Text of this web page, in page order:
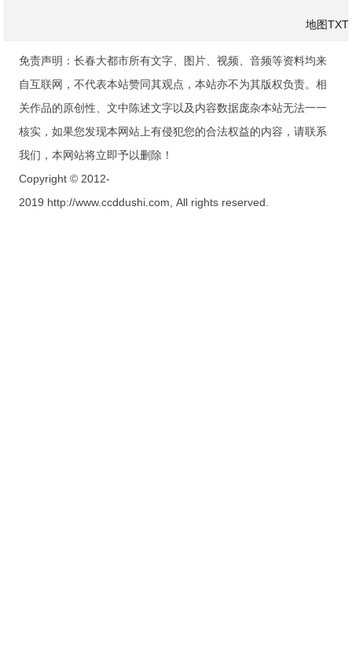
地图TXT
免责声明：长春大都市所有文字、图片、视频、音频等资料均来
自互联网，不代表本站赞同其观点，本站亦不为其版权负责。相
关作品的原创性、文中陈述文字以及内容数据庞杂本站无法一一
核实，如果您发现本网站上有侵犯您的合法权益的内容，请联系
我们，本网站将立即予以删除！
Copyright © 2012-
2019 http://www.ccddushi.com, All rights reserved.